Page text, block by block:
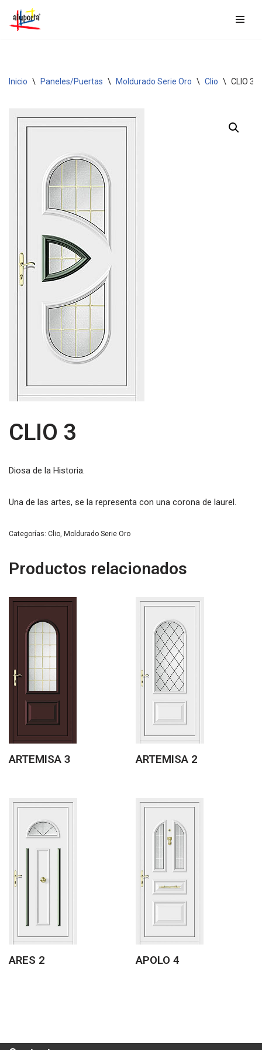
Saltar
Inicio \ Paneles/Puertas \ Moldurado Serie Oro \ Clio \ CLIO 3
CLIO 3
Diosa de la Historia.
Una de las artes, se la representa con una corona de laurel.
Categorías: Clio, Moldurado Serie Oro
Productos relacionados
ARTEMISA 3 ARTEMISA 2
ARES 2 APOLO 4